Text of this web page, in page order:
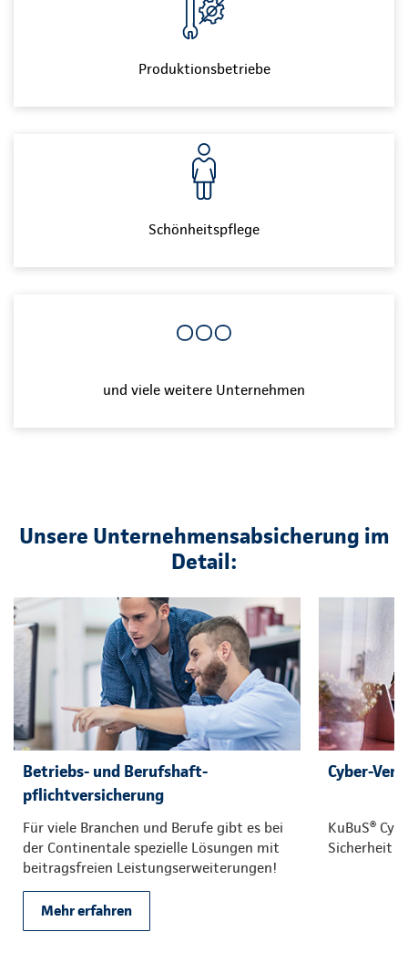
Produktionsbetriebe
Schönheitspflege
und viele weitere Unternehmen
Unsere Unternehmensabsicherung im
Detail:
Betriebs- und Berufshaft-
pflichtversicherung
Für viele Branchen und Berufe gibt es bei
der Continentale spezielle Lösungen mit
beitragsfreien Leistungserweiterungen!
Mehr erfahren
Cyber-
KuBuS®
Sicherheit